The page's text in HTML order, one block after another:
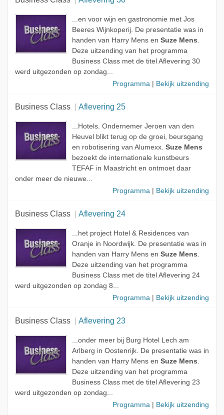
...en voor wijn en gastronomie met Jos
Beeres Wijnkoperij. De presentatie was in
handen van Harry Mens en Suze Mens.
Deze uitzending van het programma
Business Class met de titel Aflevering 30
werd uitgezonden op zondag...
Programma
Bekijk uitzending
Business Class Aflevering 25
...Hotels. Ondernemer Jeroen van den
Heuvel blikt terug op de groei, beursgang
en robotisering van Alumexx. Suze Mens
bezoekt de internationale kunstbeurs
TEFAF in Maastricht en ontmoet daar
onder meer de nieuwe...
Programma
Bekijk uitzending
Business Class Aflevering 24
...het project Hotel & Residences van
Oranje in Noordwijk. De presentatie was in
handen van Harry Mens en Suze Mens.
Deze uitzending van het programma
Business Class met de titel Aflevering 24
werd uitgezonden op zondag 8...
Programma
Bekijk uitzending
Business Class Aflevering 23
...onder meer bij Burg Hotel Lech am
Arlberg in Oostenrijk. De presentatie was in
handen van Harry Mens en Suze Mens.
Deze uitzending van het programma
Business Class met de titel Aflevering 23
werd uitgezonden op zondag...
Programma
Bekijk uitzending